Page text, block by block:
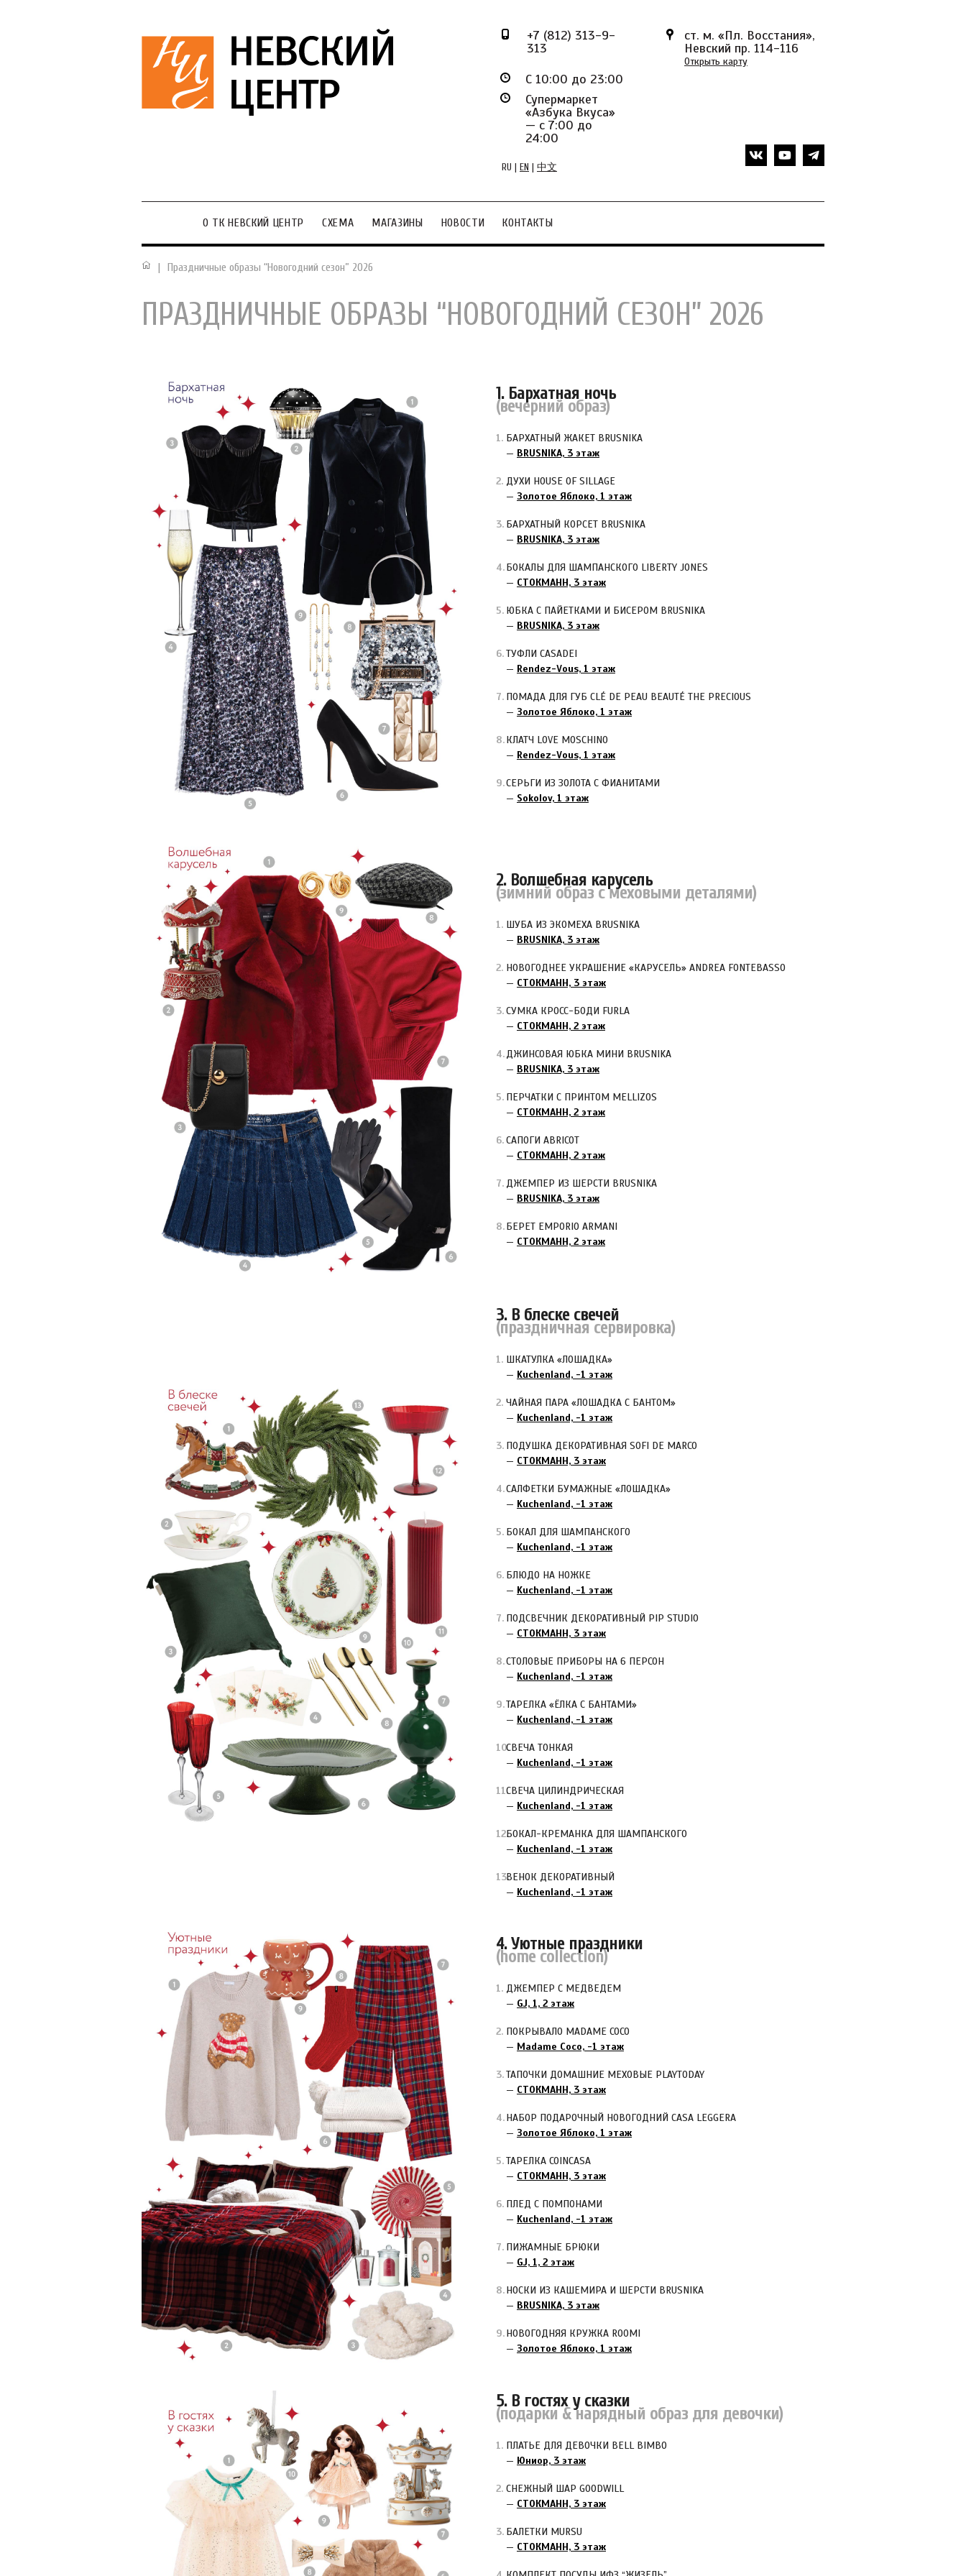
+7 (812) 313-9-
313
С 10:00 до 23:00
Супермаркет
«Азбука Вкуса»
— с 7:00 до
24:00
RU | EN | 中文
ст. м. «Пл. Восстания»,
Невский пр. 114-116
Открыть карту
О ТК НЕВСКИЙ ЦЕНТР СХЕМА МАГАЗИНЫ НОВОСТИ КОНТАКТЫ
| Праздничные образы “Новогодний сезон” 2026
ПРАЗДНИЧНЫЕ ОБРАЗЫ “НОВОГОДНИЙ СЕЗОН” 2026
1. Бархатная ночь
(вечерний образ)
БАРХАТНЫЙ ЖАКЕТ BRUSNIKA
— BRUSNIKA, 3 этаж
ДУХИ HOUSE OF SILLAGE
— Золотое Яблоко, 1 этаж
БАРХАТНЫЙ КОРСЕТ BRUSNIKA
— BRUSNIKA, 3 этаж
БОКАЛЫ ДЛЯ ШАМПАНСКОГО LIBERTY JONES
— СТОКМАНН, 3 этаж
ЮБКА С ПАЙЕТКАМИ И БИСЕРОМ BRUSNIKA
— BRUSNIKA, 3 этаж
ТУФЛИ CASADEI
— Rendez-Vous, 1 этаж
ПОМАДА ДЛЯ ГУБ CLÉ DE PEAU BEAUTÉ THE PRECIOUS
— Золотое Яблоко, 1 этаж
КЛАТЧ LOVE MOSCHINO
— Rendez-Vous, 1 этаж
СЕРЬГИ ИЗ ЗОЛОТА С ФИАНИТАМИ
— Sokolov, 1 этаж
2. Волшебная карусель
(зимний образ с меховыми деталями)
ШУБА ИЗ ЭКОМЕХА BRUSNIKA
— BRUSNIKA, 3 этаж
НОВОГОДНЕЕ УКРАШЕНИЕ «КАРУСЕЛЬ» ANDREA FONTEBASSO
— СТОКМАНН, 3 этаж
СУМКА КРОСС-БОДИ FURLA
— СТОКМАНН, 2 этаж
ДЖИНСОВАЯ ЮБКА МИНИ BRUSNIKA
— BRUSNIKA, 3 этаж
ПЕРЧАТКИ С ПРИНТОМ MELLIZOS
— СТОКМАНН, 2 этаж
САПОГИ ABRICOT
— СТОКМАНН, 2 этаж
ДЖЕМПЕР ИЗ ШЕРСТИ BRUSNIKA
— BRUSNIKA, 3 этаж
БЕРЕТ EMPORIO ARMANI
— СТОКМАНН, 2 этаж
3. В блеске свечей
(праздничная сервировка)
ШКАТУЛКА «ЛОШАДКА»
— Kuchenland, -1 этаж
ЧАЙНАЯ ПАРА «ЛОШАДКА С БАНТОМ»
— Kuchenland, -1 этаж
ПОДУШКА ДЕКОРАТИВНАЯ SOFI DE MARCO
— СТОКМАНН, 3 этаж
САЛФЕТКИ БУМАЖНЫЕ «ЛОШАДКА»
— Kuchenland, -1 этаж
БОКАЛ ДЛЯ ШАМПАНСКОГО
— Kuchenland, -1 этаж
БЛЮДО НА НОЖКЕ
— Kuchenland, -1 этаж
ПОДСВЕЧНИК ДЕКОРАТИВНЫЙ PIP STUDIO
— СТОКМАНН, 3 этаж
СТОЛОВЫЕ ПРИБОРЫ НА 6 ПЕРСОН
— Kuchenland, -1 этаж
ТАРЕЛКА «ЁЛКА С БАНТАМИ»
— Kuchenland, -1 этаж
СВЕЧА ТОНКАЯ
— Kuchenland, -1 этаж
СВЕЧА ЦИЛИНДРИЧЕСКАЯ
— Kuchenland, -1 этаж
БОКАЛ-КРЕМАНКА ДЛЯ ШАМПАНСКОГО
— Kuchenland, -1 этаж
ВЕНОК ДЕКОРАТИВНЫЙ
— Kuchenland, -1 этаж
4. Уютные праздники
(home collection)
ДЖЕМПЕР С МЕДВЕДЕМ
— GJ, 1, 2 этаж
ПОКРЫВАЛО MADAME COCO
— Madame Coco, -1 этаж
ТАПОЧКИ ДОМАШНИЕ МЕХОВЫЕ PLAYTODAY
— СТОКМАНН, 3 этаж
НАБОР ПОДАРОЧНЫЙ НОВОГОДНИЙ CASA LEGGERA
— Золотое Яблоко, 1 этаж
ТАРЕЛКА COINCASA
— СТОКМАНН, 3 этаж
ПЛЕД С ПОМПОНАМИ
— Kuchenland, -1 этаж
ПИЖАМНЫЕ БРЮКИ
— GJ, 1, 2 этаж
НОСКИ ИЗ КАШЕМИРА И ШЕРСТИ BRUSNIKA
— BRUSNIKA, 3 этаж
НОВОГОДНЯЯ КРУЖКА ROOMI
— Золотое Яблоко, 1 этаж
5. В гостях у сказки
(подарки & нарядный образ для девочки)
ПЛАТЬЕ ДЛЯ ДЕВОЧКИ BELL BIMBO
— Юниор, 3 этаж
СНЕЖНЫЙ ШАР GOODWILL
— СТОКМАНН, 3 этаж
БАЛЕТКИ MURSU
— СТОКМАНН, 3 этаж